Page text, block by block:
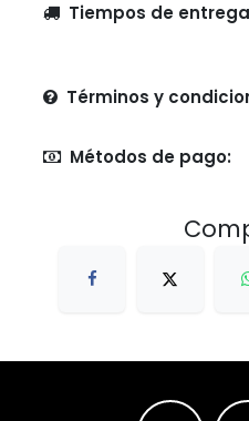
Tiempos
Términos y
Métodos de pago: